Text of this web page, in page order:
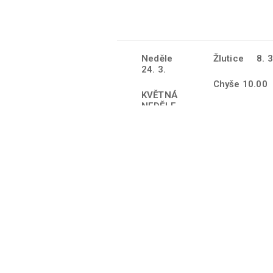
Neděle
24. 3.
KVĚTNÁ
NEDĚLE
Žlutice 8.
Chyše 10.00